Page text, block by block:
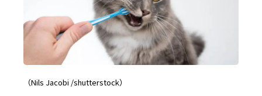
（Nils Jacobi /shutterstock）